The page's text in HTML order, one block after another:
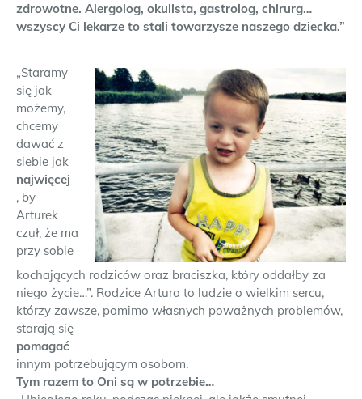
zdrowotne. Alergolog, okulista, gastrolog, chirurg…
wszyscy Ci lekarze to stali towarzysze naszego dziecka.”
„Staramy
się jak
możemy,
chcemy
dawać z
siebie jak
najwięcej
, by
Arturek
czuł, że ma
przy sobie
kochających rodziców oraz braciszka, który oddałby za
niego życie…”. Rodzice Artura to ludzie o wielkim sercu,
którzy zawsze, pomimo własnych poważnych problemów,
starają się
pomagać
innym potrzebującym osobom.
Tym razem to Oni są w potrzebie…